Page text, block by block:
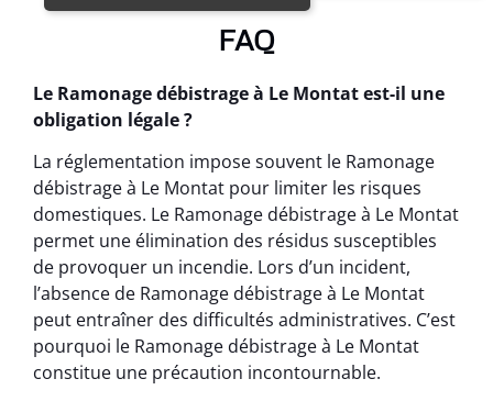
FAQ
Le Ramonage débistrage à Le Montat est-il une
obligation légale ?
La réglementation impose souvent le Ramonage
débistrage à Le Montat pour limiter les risques
domestiques. Le Ramonage débistrage à Le Montat
permet une élimination des résidus susceptibles
de provoquer un incendie. Lors d’un incident,
l’absence de Ramonage débistrage à Le Montat
peut entraîner des difficultés administratives. C’est
pourquoi le Ramonage débistrage à Le Montat
constitue une précaution incontournable.